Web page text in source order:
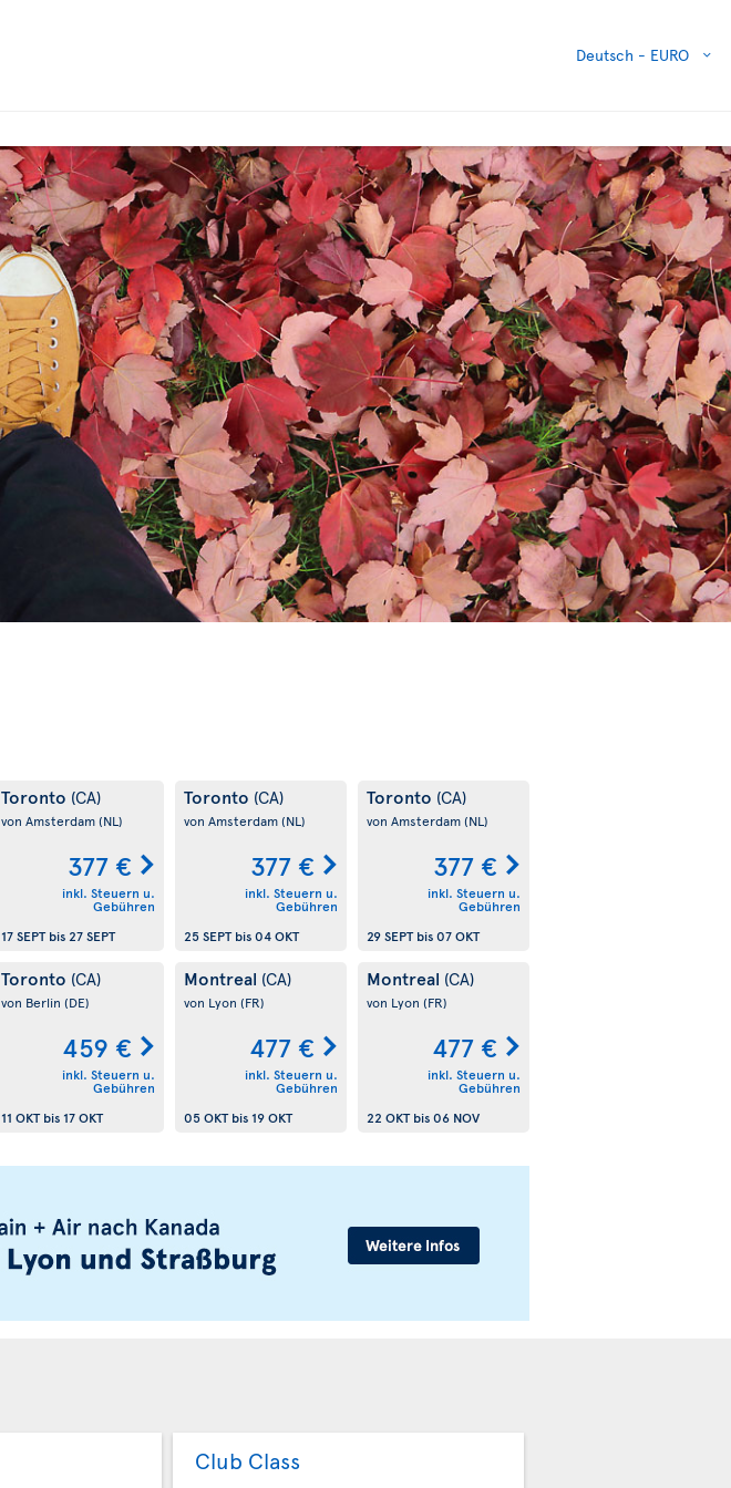
Deutsch - EURO
Toronto (CA)
von Amsterdam(NL)
377 €
inkl. Steuern u.
Gebühren
17 SEPTbis27 SEPT
Toronto (CA)
von Amsterdam(NL)
377 €
inkl. Steuern u.
Gebühren
25 SEPTbis04 OKT
Toronto (CA)
von Amsterdam(NL)
377 €
inkl. Steuern u.
Gebühren
29 SEPTbis07 OKT
Toronto (CA)
von Berlin (DE)
459 €
inkl. Steuern u.
Gebühren
11 OKTbis 17 OKT
Montreal (CA)
von Lyon (FR)
477 €
inkl. Steuern u.
Gebühren
05 OKTbis 19 OKT
Montreal (CA)
von Lyon (FR)
477 €
inkl. Steuern u.
Gebühren
22 OKTbis06 NOV
Club Class